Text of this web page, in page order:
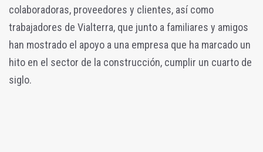
colaboradoras, proveedores y clientes, así como
trabajadores de Vialterra, que junto a familiares y amigos
han mostrado el apoyo a una empresa que ha marcado un
hito en el sector de la construcción, cumplir un cuarto de
siglo.